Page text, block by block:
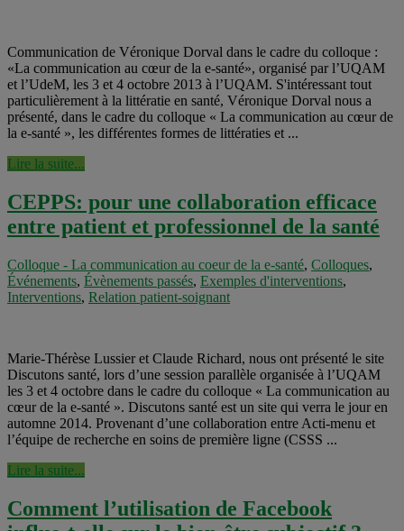
Communication de Véronique Dorval dans le cadre du colloque :
«La communication au cœur de la e-santé», organisé par l’UQAM
et l’UdeM, les 3 et 4 octobre 2013 à l’UQAM. S'intéressant tout
particulièrement à la littératie en santé, Véronique Dorval nous a
présenté, dans le cadre du colloque « La communication au cœur de
la e-santé », les différentes formes de littératies et ...
Lire la suite...
CEPPS: pour une collaboration efficace
entre patient et professionnel de la santé
Colloque - La communication au coeur de la e-santé, Colloques,
Événements, Évènements passés, Exemples d'interventions,
Interventions, Relation patient-soignant
Marie-Thérèse Lussier et Claude Richard, nous ont présenté le site
Discutons santé, lors d’une session parallèle organisée à l’UQAM
les 3 et 4 octobre dans le cadre du colloque « La communication au
cœur de la e-santé ». Discutons santé est un site qui verra le jour en
automne 2014. Provenant d’une collaboration entre Acti-menu et
l’équipe de recherche en soins de première ligne (CSSS ...
Lire la suite...
Comment l’utilisation de Facebook